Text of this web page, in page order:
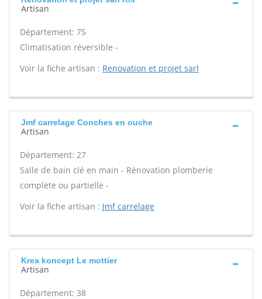
Artisan
Département: 75
Climatisation réversible -
Voir la fiche artisan : Renovation et projet sarl
Jmf carrelage Conches en ouche
Artisan
Département: 27
Salle de bain clé en main - Rénovation plomberie
complète ou partielle -
Voir la fiche artisan : Jmf carrelage
Krea koncept Le mottier
Artisan
Département: 38